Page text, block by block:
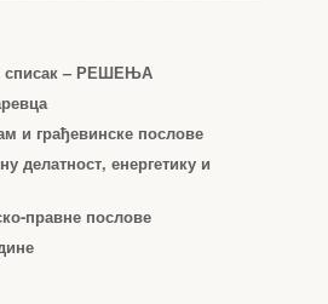
списак – РЕШЕЊА
и грађевинске послове
делатност, енергетику и
правне послове